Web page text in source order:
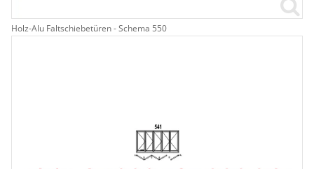
Holz-Alu Faltschiebetüren - Schema 550